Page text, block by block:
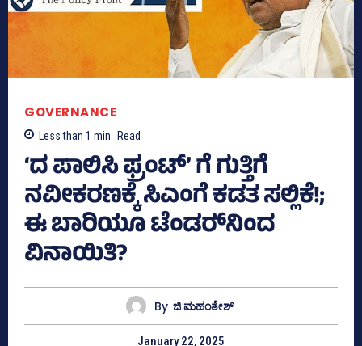
GOVERNANCE
Less than 1 min. Read
‘ದ ಪಾಲಿಸಿ ಫ್ರಂಟ್‌’ ಗೆ ಗುತ್ತಿಗೆ
ನವೀಕರಣಕ್ಕೆ ಸಿಎಂಗೆ ಕಡತ ಸಲ್ಲಿಕೆ!;
ಈ ಬಾರಿಯೂ ಟೆಂಡರ್‍‌ನಿಂದ
ವಿನಾಯಿತಿ?
By ಜಿ ಮಹಂತೇಶ್
January 22, 2025